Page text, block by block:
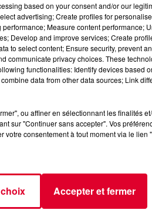
based on your consent and/or our
advertising; Create profiles for
Measure content performance;
Develop and improve services; Create
to select content; Ensure security, prevent
communicate privacy choices. These
functionalities: Identify devices based
data from other data sources; Link
ou affiner en sélectionnant les finalités
sur "Continuer sans accepter". Vos
votre consentement à tout moment via le lien
Accepter et fermer